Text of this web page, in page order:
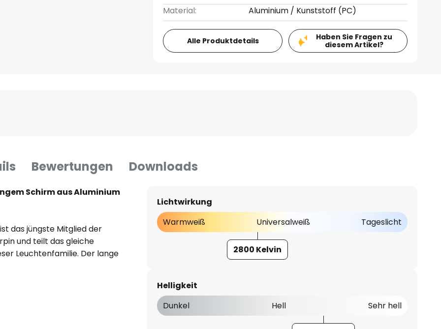
Material:
Aluminium / Kunststoff (PC)
Alle Produktdetails
Haben Sie Fragen zu
diesem Artikel?
Bewertungen Downloads
Schirm aus Aluminium
das jüngste Mitglied der
und teilt das gleiche
Leuchtenfamilie. Der lange
mit einem im
Lichtquelle über langen
gewerblichen Räumen. Die
Lichtwirkung
Warmweiß
Universalweiß Tageslicht
2800 Kelvin
Helligkeit
Dunkel
Hell Sehr hell